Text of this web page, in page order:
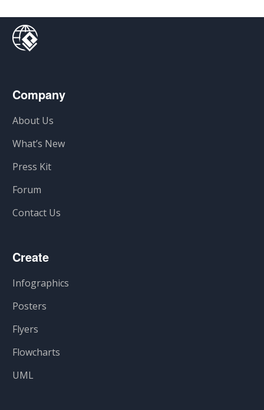
Company
About Us
What’s New
Press Kit
Forum
Contact Us
Create
Infographics
Posters
Flyers
Flowcharts
UML